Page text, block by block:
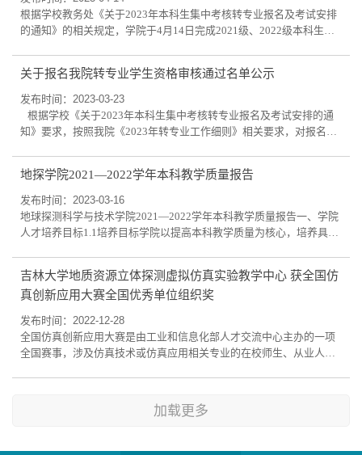
家临场抽取，旨在提升青年教师测井教学...
根据学校教务处《关于2023年本科生集中考核转专业报名及考试安排
的通知》的相关规定，学院于4月14日完成2021级、2022级本科生的
原院系原专业原班级03220616喻博豪2022级03-外国语学院俄语22俄
语0203220920沈周平2022级03-外国语学院西班牙语22西语
0114220920王佳乐2022级14-机械与航空航天工程学院...
关于报名我院转专业学生资格审核通过名单公示
发布时间：2023-03-23
根据学校《关于2023年本科生集中考核转专业报名及考试安排的通
知》要求，按照我院《2023年转专业工作细则》相关要求，对报名我
异议，请在公示期内与教学办李老师联系，电话：0431-88502362。
地球探测科学与技术学院 ...
地探学院2021—2022学年本科教学质量报告
发布时间：2023-03-16
地球探测科学与技术学院2021—2022学年本科教学质量报告一、学院
人才培养目标1.1培养目标学院以提高本科教学质量为核心，培养具有
有多领域适应能力的“复合型人才”的培养目标。1.2人才培养中心地位
近年来，学院不断强化以人才培养为中心的理念，把人才培养质量作
为衡量办学水平的最主要标...
吉林大学地质资源立体探测虚拟仿真实验教学中心 获全国仿
真创新应用大赛全国优秀单位组织奖
发布时间：2022-12-28
全国仿真创新应用大赛是由工业和信息化部人才交流中心主办的一项
全国赛事，涉及仿真技术或仿真应用相关专业的在校师生、从业人
标，将仿真行业发展需求融入教学过程，提升新技术应用与实践能
力。吉林大学地质资源立体探测虚拟仿真实验教学中心作为主办单
加载更多